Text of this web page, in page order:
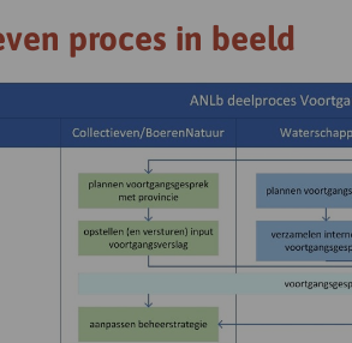
proces in beeld